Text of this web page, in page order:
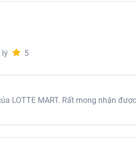
lý 5
LOTTE MART. Rất mong nhận